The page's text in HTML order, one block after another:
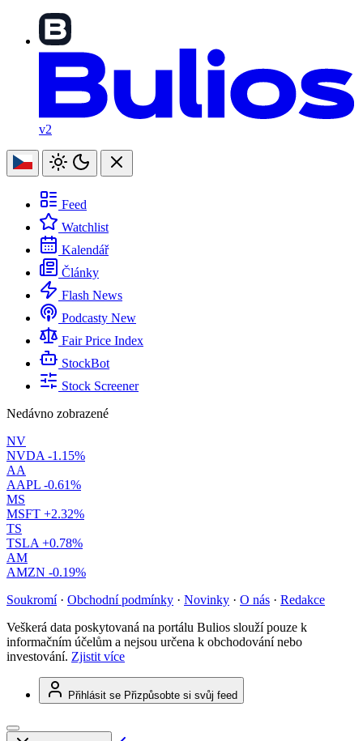
v2
Feed
Watchlist
Kalendář
Články
Flash News
Podcasty New
Fair Price Index
StockBot
Stock Screener
Nedávno zobrazené
NV
NVDA -1.15%
AA
AAPL -0.61%
MS
MSFT +2.32%
TS
TSLA +0.78%
AM
AMZN -0.19%
Soukromí · Obchodní podmínky · Novinky · O nás · Redakce
Veškerá data poskytovaná na portálu Bulios slouží pouze k
informačním účelům a nejsou určena k obchodování nebo
investování. Zjistit více
Přihlásit se Přizpůsobte si svůj feed